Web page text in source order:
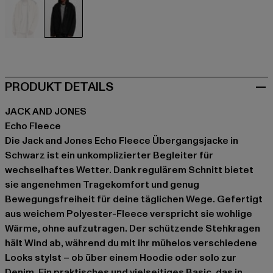
PRODUKT DETAILS
JACK AND JONES
Echo Fleece
Die Jack and Jones Echo Fleece Übergangsjacke in
Schwarz ist ein unkomplizierter Begleiter für
wechselhaftes Wetter. Dank regulärem Schnitt bietet
sie angenehmen Tragekomfort und genug
Bewegungsfreiheit für deine täglichen Wege. Gefertigt
aus weichem Polyester-Fleece verspricht sie wohlige
Wärme, ohne aufzutragen. Der schützende Stehkragen
hält Wind ab, während du mit ihr mühelos verschiedene
Looks stylst – ob über einem Hoodie oder solo zur